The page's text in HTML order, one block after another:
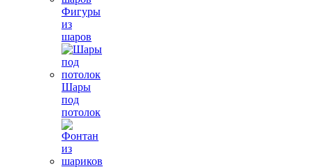
Фигуры
из
шаров
Шары
под
потолок